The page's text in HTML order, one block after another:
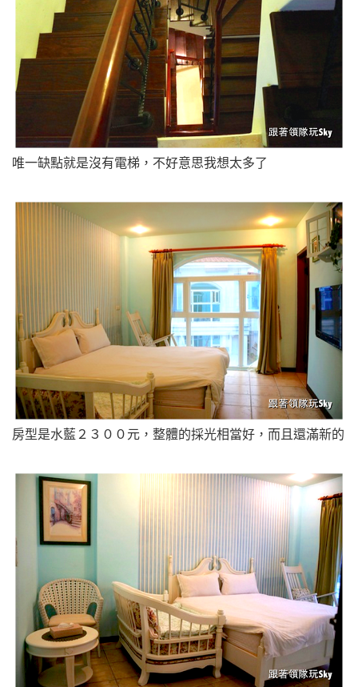
唯一缺點就是沒有電梯，不好意思我想太多了
房型是水藍２３００元， 整體的採光相當好，而且還滿新的